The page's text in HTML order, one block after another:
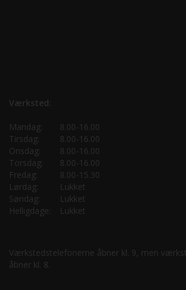
Værksted:
Mandag:
8.00-16.00
Tirsdag:
8.00-16.00
Onsdag:
8.00-16.00
Torsdag:
8.00-16.00
Fredag:
8.00-15.30
Lørdag:
Lukket
Søndag:
Lukket
Helligdage:
Lukket
Værkstedstelefonerne åbner kl. 9, men
åbner kl. 8.